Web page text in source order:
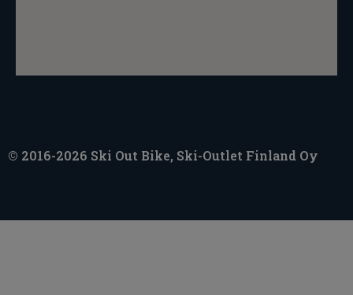
© 2016-2026 Ski Out Bike, Ski-Outlet Finland Oy